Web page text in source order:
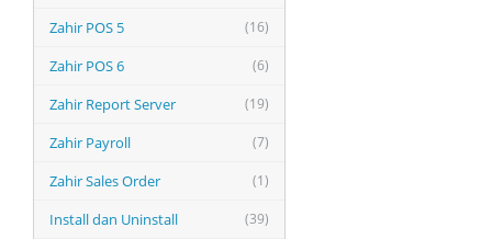
(16)
Zahir POS 5
(6)
Zahir POS 6
(19)
Zahir Report Server
(7)
Zahir Payroll
(1)
Zahir Sales Order
(39)
Install dan Uninstall